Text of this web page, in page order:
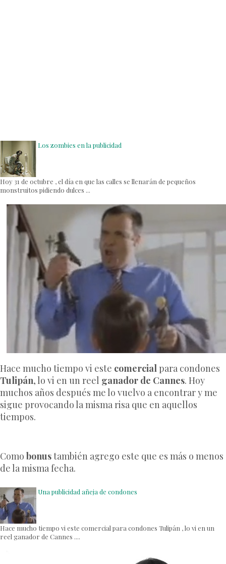
Los zombies en la publicidad
Hoy 31 de octubre , el día en que las calles se llenarán de pequeños
monstruitos pidiendo dulces ...
Hace mucho tiempo vi este comercialpara condones
Tulipán, lo vi en un reel ganador de Cannes. Hoy
muchos años después me lo vuelvo a encontrar y me
sigue provocando la misma risa que en aquellos
tiempos.
Como bonustambién agrego este que es más o menos
de la misma fecha.
Una publicidad añeja de condones
Hace mucho tiempo vi este comercial para condones Tulipán , lo vi en un
reel ganador de Cannes ....